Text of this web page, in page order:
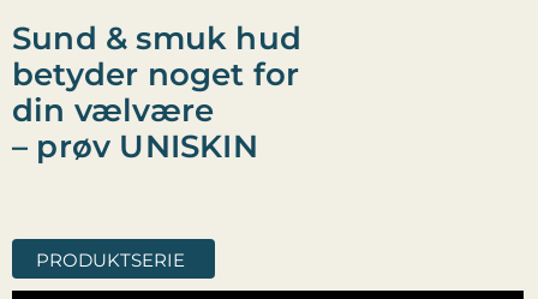
Sund & smuk hud
betyder noget for
din vælvære
– prøv UNISKIN
PRODUKTSERIE